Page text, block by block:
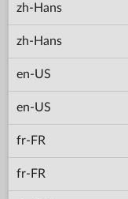
zh-Hans
zh-Hans
en-US
en-US
fr-FR
fr-FR